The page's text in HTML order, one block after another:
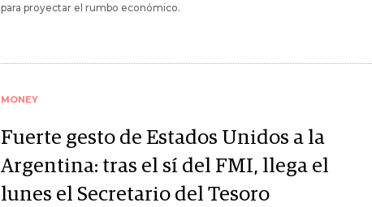
para proyectar el rumbo económico.
MONEY
Fuerte gesto de Estados Unidos a la
Argentina: tras el sí del FMI, llega el
lunes el Secretario del Tesoro